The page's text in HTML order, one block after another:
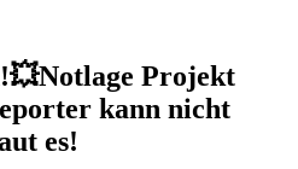
Projekt
kann nicht
es!